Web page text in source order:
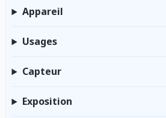
Appareil
Usages
Capteur
Exposition